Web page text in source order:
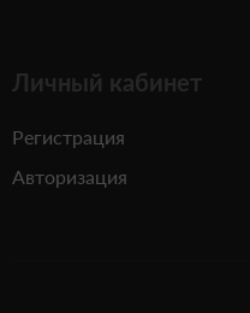
Личный кабинет
Регистрация
Авторизация